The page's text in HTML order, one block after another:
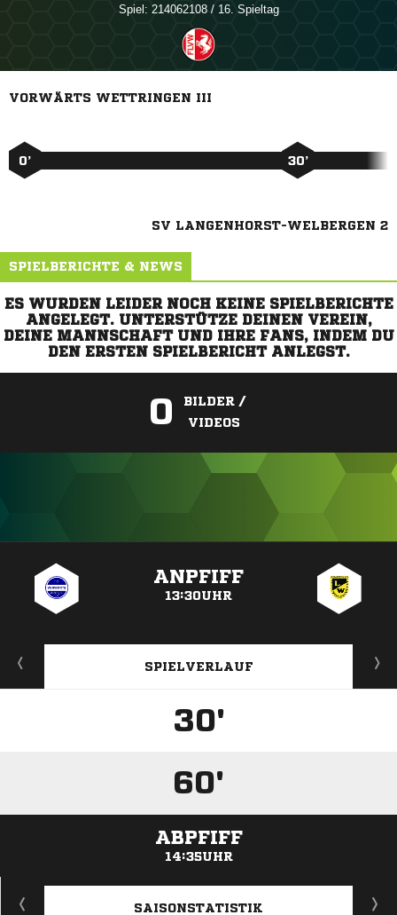
Spiel: 214062108 / 16. Spieltag
VORWÄRTS WETTRINGEN III
0’ 30’
SV LANGENHORST-WELBERGEN 2
SPIELBERICHTE & NEWS
ES WURDEN LEIDER NOCH KEINE SPIELBERICHTE
ANGELEGT. UNTERSTÜTZE DEINEN VEREIN,
DEINE MANNSCHAFT UND IHRE FANS, INDEM DU
DEN ERSTEN SPIELBERICHT ANLEGST.
0
BILDER /
VIDEOS
ANPFIFF
13:30UHR
SPIELVERLAUF
30'
60'
ABPFIFF
14:35UHR
ANZEIGE
SAISONSTATISTIK